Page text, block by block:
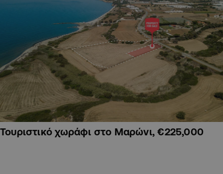
Τουριστικό χωράφι στο Μαρώνι, €225,000